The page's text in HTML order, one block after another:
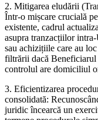
2. Mitigarea eludării
Într-o mișcare crucială
existente, cadrul
asupra tranzacțiilor
sau achizițiile care au
filtrării dacă Beneficiarul
controlul are domiciliul
3. Eficientizarea
consolidată:
juridic încearcă un